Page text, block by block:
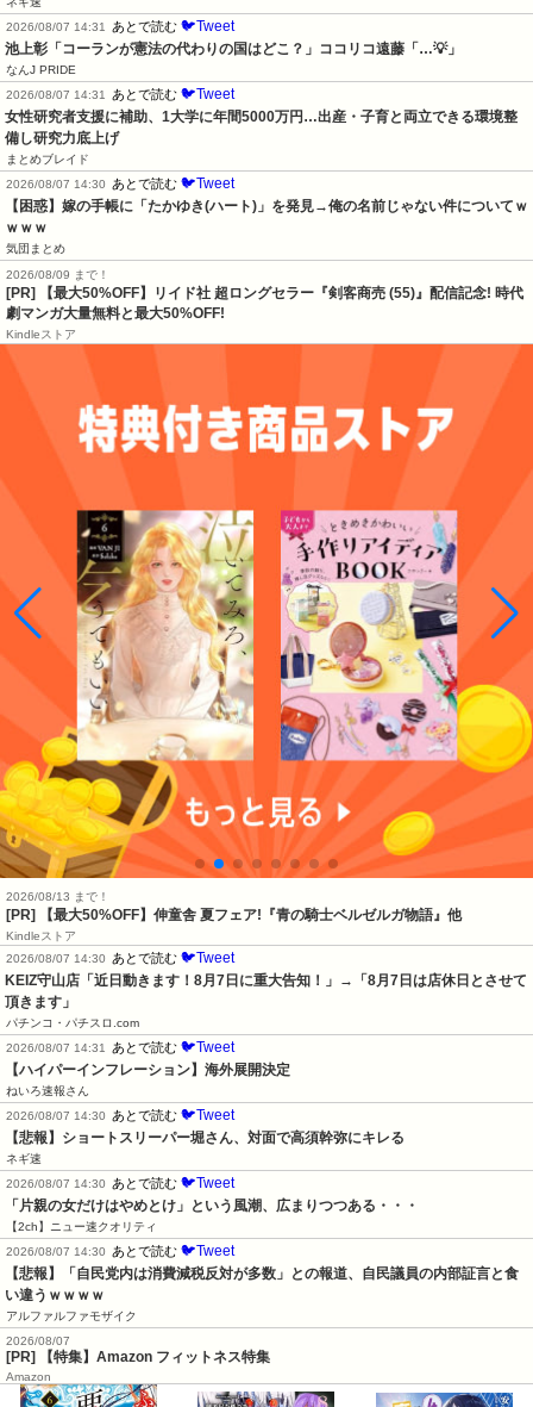
2026/08/07 14:31
あとで読む 🐦Tweet
池上彰「コーランが憲法の代わりの国はどこ？」ココリコ遠藤「…💡」
なんJ PRIDE
2026/08/07 14:31
あとで読む 🐦Tweet
女性研究者支援に補助、1大学に年間5000万円…出産・子育と両立できる環境整
備し研究力底上げ
まとめブレイド
2026/08/07 14:30
あとで読む 🐦Tweet
【困惑】嫁の手帳に「たかゆき(ハート)」を発見→俺の名前じゃない件についてｗ
ｗｗｗ
気団まとめ
2026/08/09 まで！
[PR] 【最大50%OFF】リイド社 超ロングセラー『剣客商売 (55)』配信記念! 時代
劇マンガ大量無料と最大50%OFF!
Kindleストア
2026/08/13 まで！
[PR] 【最大50%OFF】伸童舎 夏フェア!『青の騎士ベルゼルガ物語』他
Kindleストア
2026/08/07 14:30
あとで読む 🐦Tweet
KEIZ守山店「近日動きます！8月7日に重大告知！」→「8月7日は店休日とさせて
頂きます」
パチンコ・パチスロ.com
2026/08/07 14:31
あとで読む 🐦Tweet
【ハイパーインフレーション】海外展開決定
ねいろ速報さん
2026/08/07 14:30
あとで読む 🐦Tweet
【悲報】ショートスリーパー堀さん、対面で高須幹弥にキレる
ネギ速
2026/08/07 14:30
あとで読む 🐦Tweet
「片親の女だけはやめとけ」という風潮、広まりつつある・・・
【2ch】ニュー速クオリティ
2026/08/07 14:30
あとで読む 🐦Tweet
【悲報】「自民党内は消費減税反対が多数」との報道、自民議員の内部証言と食
い違うｗｗｗｗ
アルファルファモザイク
2026/08/07
[PR] 【特集】Amazon フィットネス特集
Amazon